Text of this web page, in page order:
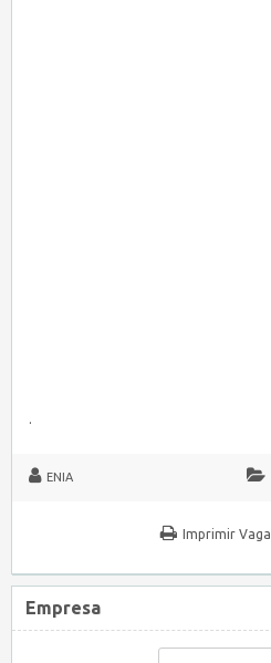
.
ENIA
Imprimir Vaga
Empresa